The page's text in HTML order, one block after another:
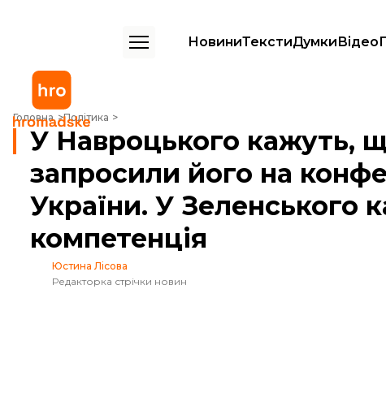
НовиниТекстиДумкиВідео
Головна Політика
У Навроцького кажуть, що Туск і Зеленський не запросили його на
У Навроцького кажуть,
запросили його на
України. У Зеленського
компетенція
Юстина Лісова
Редакторка стрічки новин